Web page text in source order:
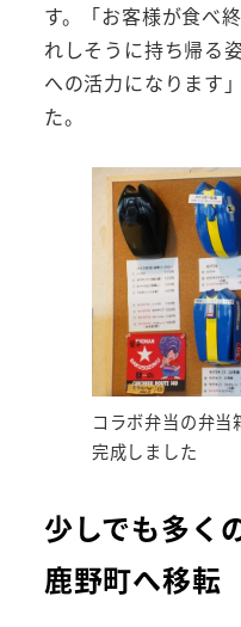
す。「お客様が食べ
れしそうに持ち帰る
への活力になります
た。
コラボ弁当の弁当
完成しました
少しでも多く
鹿野町へ移転